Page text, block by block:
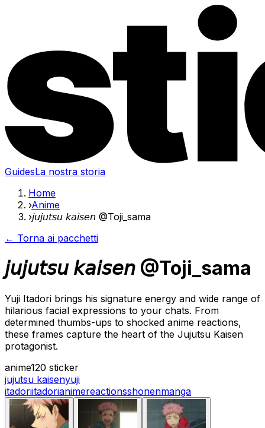
GuidesLa nostra storia
Home
›Anime
›𝘫𝘶𝘫𝘶𝘵𝘴𝘶 𝘬𝘢𝘪𝘴𝘦𝘯 @Toji_sama
← Torna ai pacchetti
𝘫𝘶𝘫𝘶𝘵𝘴𝘶 𝘬𝘢𝘪𝘴𝘦𝘯 @Toji_sama
Yuji Itadori brings his signature energy and wide range of
hilarious facial expressions to your chats. From
determined thumbs-ups to shocked anime reactions,
these frames capture the heart of the Jujutsu Kaisen
protagonist.
anime120 sticker
jujutsu kaisenyuji
itadoriitadorianimereactionsshonenmanga